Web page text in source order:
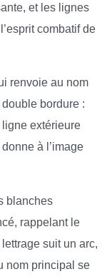
et les lignes
combatif de
renvoie au nom
bordure :
extérieure
à l’image
blanches
rappelant le
suit un arc,
nom principal se